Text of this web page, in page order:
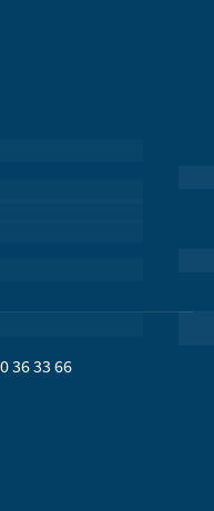
36 33 66